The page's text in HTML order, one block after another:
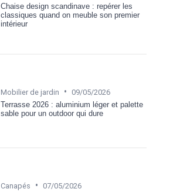
Chaise design scandinave : repérer les
classiques quand on meuble son premier
intérieur
Mobilier de jardin • 09/05/2026
Terrasse 2026 : aluminium léger et palette
sable pour un outdoor qui dure
Canapés • 07/05/2026